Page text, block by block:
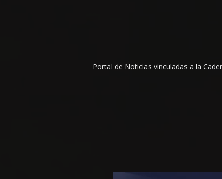
Portal de Noticias vinculadas a la